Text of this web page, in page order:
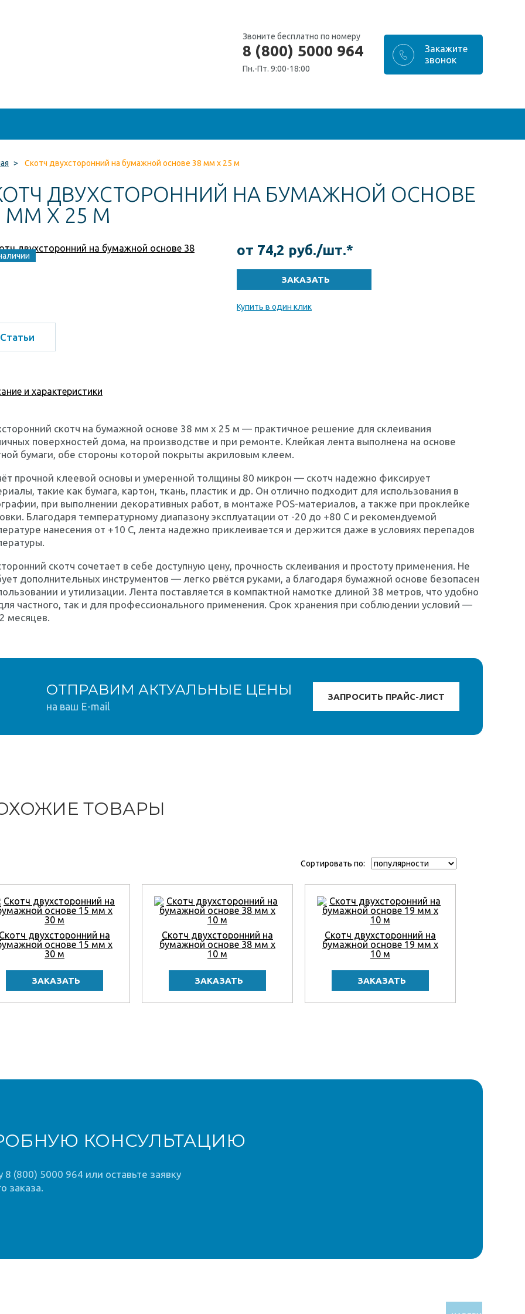
Звоните бесплатно по номеру
8 (800) 5000 964
Пн.-Пт. 9:00-18:00
> Скотч двухсторонний на бумажной основе 38 мм x 25 м
ДВУХСТОРОННИЙ НА БУМАЖНОЙ ОСНОВЕ
ММ X 25 М
от 74,2 руб./шт.*
Купить в один клик
Статьи
и характеристики
скотч на бумажной основе 38 мм х 25 м — практичное решение для склеивания
поверхностей дома, на производстве и при ремонте. Клейкая лента выполнена на основе
бумаги, обе стороны которой покрыты акриловым клеем.
прочной клеевой основы и умеренной толщины 80 микрон — скотч надежно фиксирует
такие как бумага, картон, ткань, пластик и др. Он отлично подходит для использования в
при выполнении декоративных работ, в монтаже POS-материалов, а также при проклейке
Благодаря температурному диапазону эксплуатации от -20 до +80 C и рекомендуемой
нанесения от +10 C, лента надежно приклеивается и держится даже в условиях перепадов
скотч сочетает в себе доступную цену, прочность склеивания и простоту применения. Не
дополнительных инструментов — легко рвётся руками, а благодаря бумажной основе безопасен
и утилизации. Лента поставляется в компактной намотке длиной 38 метров, что удобно
частного, так и для профессионального применения. Срок хранения при соблюдении условий —
месяцев.
ОТПРАВИМ АКТУАЛЬНЫЕ ЦЕНЫ
на ваш E-mail
ТОВАРЫ
Сортировать по:
двухсторонний на
основе 15 мм x
30 м
Скотч двухсторонний на
бумажной основе 38 мм x
10 м
Скотч двухсторонний на
бумажной основе 19 мм x
10 м
КОНСУЛЬТАЦИЮ
(800) 5000 964 или оставьте заявку
заказа.